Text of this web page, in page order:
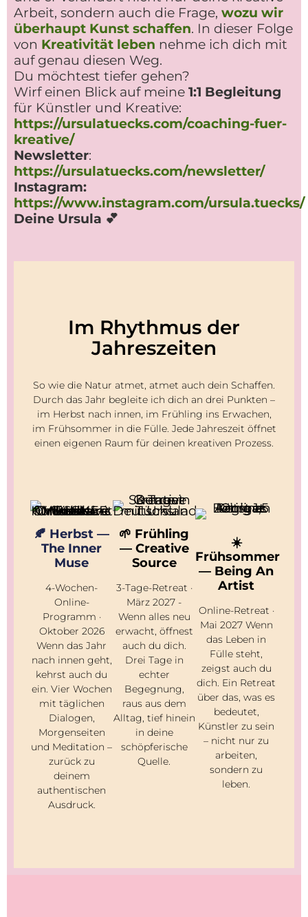
Arbeit, sondern auch die Frage, wozu wir
überhaupt Kunst schaffen. In dieser Folge
von Kreativität leben nehme ich dich mit
auf genau diesen Weg.
Du möchtest tiefer gehen?
Wirf einen Blick auf meine 1:1 Begleitung
für Künstler und Kreative:
https://ursulatuecks.com/coaching-fuer-
kreative/
Newsletter:
https://ursulatuecks.com/newsletter/
Instagram:
https://www.instagram.com/ursula.tuecks/
Deine Ursula 💕
Im Rhythmus der
Jahreszeiten
So wie die Natur atmet, atmet auch dein Schaffen.
Durch das Jahr begleite ich dich an drei Punkten –
im Herbst nach innen, im Frühling ins Erwachen,
im Frühsommer in die Fülle. Jede Jahreszeit öffnet
einen eigenen Raum für deinen kreativen Prozess.
🍂 Herbst —
The Inner
Muse
4-Wochen-
Online-
Programm ·
Oktober 2026
Wenn das Jahr
nach innen geht,
kehrst auch du
ein. Vier Wochen
mit täglichen
Dialogen,
Morgenseiten
und Meditation –
zurück zu
deinem
authentischen
Ausdruck.
🌱 Frühling
— Creative
Source
3-Tage-Retreat ·
März 2027 -
Wenn alles neu
erwacht, öffnest
auch du dich.
Drei Tage in
echter
Begegnung,
raus aus dem
Alltag, tief hinein
in deine
schöpferische
Quelle.
☀️
Frühsommer
— Being An
Artist
Online-Retreat ·
Mai 2027 Wenn
das Leben in
Fülle steht,
zeigst auch du
dich. Ein Retreat
über das, was es
bedeutet,
Künstler zu sein
– nicht nur zu
arbeiten,
sondern zu
leben.